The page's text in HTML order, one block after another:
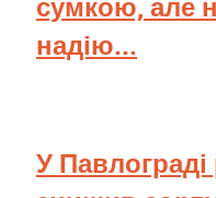
надію...
У